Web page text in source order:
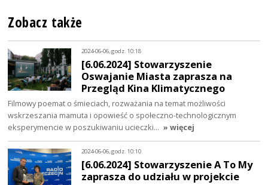
Zobacz także
2024-06-06, godz. 10:18
[6.06.2024] Stowarzyszenie
Oswajanie Miasta zaprasza na
Przegląd Kina Klimatycznego
Filmowy poemat o śmieciach, rozważania na temat możliwości
wskrzeszania mamuta i opowieść o społeczno-technologicznym
eksperymencie w poszukiwaniu ucieczki… » więcej
2024-06-06, godz. 10:10
[6.06.2024] Stowarzyszenie A To My
zaprasza do udziału w projekcie